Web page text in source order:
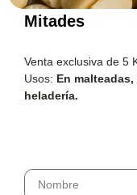
Mitades
Venta exclusiva de 5
Usos: En
heladería.